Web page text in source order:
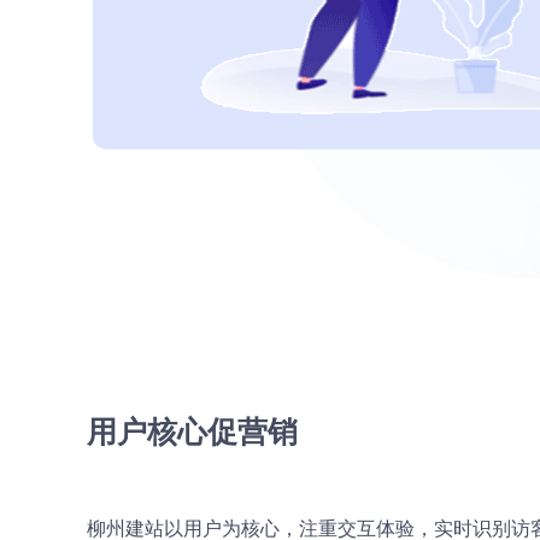
用户核心促营销
柳州建站以用户为核心，注重交互体验，实时识别访